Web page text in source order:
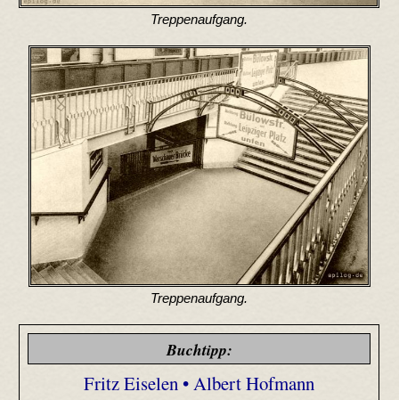
Treppenaufgang.
Treppenaufgang.
Buchtipp:
Fritz Eiselen • Albert Hofmann